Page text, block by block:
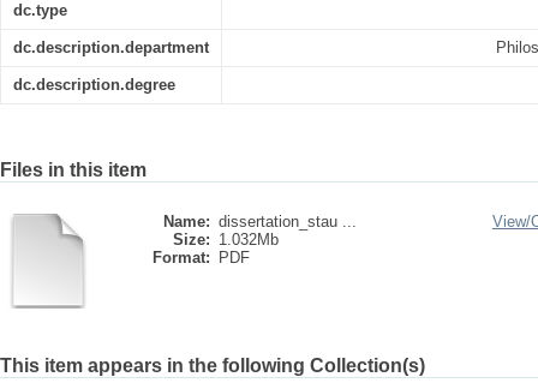
dc.type
dc.description.department
dc.description.degree
Files in this item
Name: dissertation_stau ...
Size: 1.032Mb
Format:
PDF
View/
This item appears in the following Collection(s)